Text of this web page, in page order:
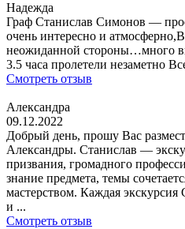
Надежда
Граф Станислав Симонов —
очень интересно и
неожиданной стороны…много
3.5 часа пролетели незаметно
Смотреть отзыв
Александра
09.12.2022
Добрый день, прошу Вас
Александры. Станислав —
призвания, громадного
знание предмета, темы
мастерством. Каждая экскурсия
и ...
Смотреть отзыв